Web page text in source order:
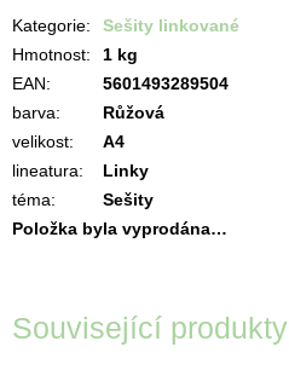
Související produkty
Kategorie:
Sešity linkované
Hmotnost:
1 kg
EAN:
5601493289504
barva:
Růžová
velikost:
A4
lineatura:
Linky
téma:
Sešity
Položka byla vyprodána…